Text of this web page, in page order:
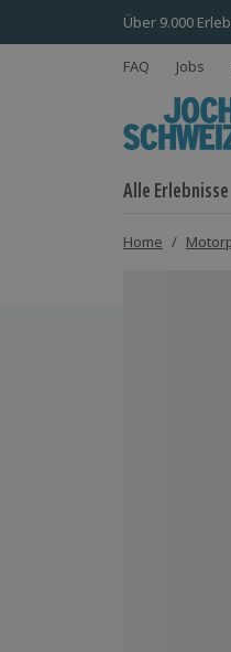
Über 9.000
FAQ Jobs
Alle Erlebnisse
Home /